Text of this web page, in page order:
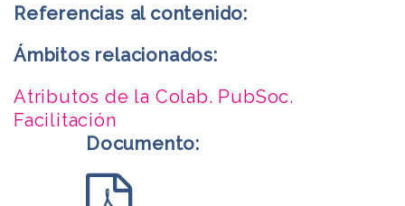
Referencias al contenido:
Ámbitos relacionados:
Atributos de la Colab. PubSoc.
Facilitación
Documento: